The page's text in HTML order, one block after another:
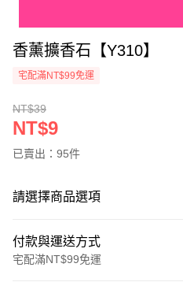
香薰擴香石【Y310】
宅配滿NT$99免運
NT$39
NT$9
已賣出：95件
請選擇商品選項
付款與運送方式
宅配滿NT$99免運